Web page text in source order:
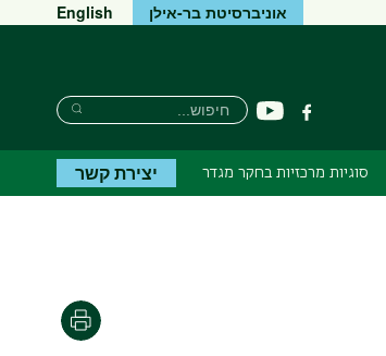
אוניברסיטת בר-אילן English
פייסבוקיוטיוב
חיפוש
חיפוש
חיפוש
סוגיות מרכזיות בחקר מגדר יצירת קשר
הדפסה